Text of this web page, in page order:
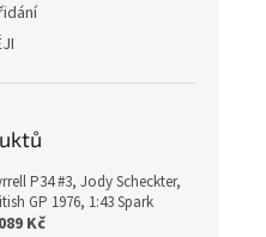
P34 #3, Jody Scheckter,
GP 1976, 1:43 Spark
Kč